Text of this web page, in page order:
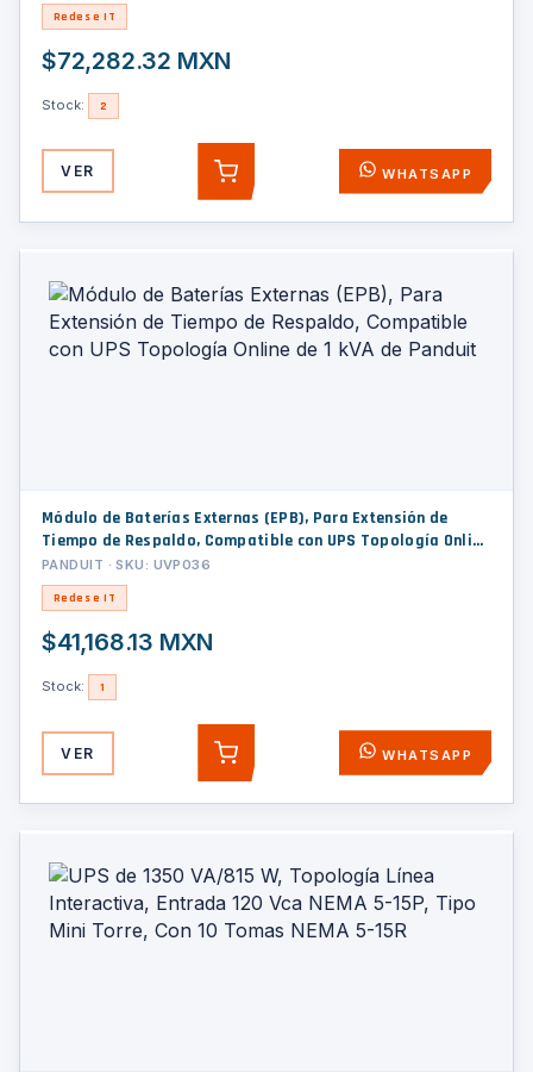
Redes e IT
$72,282.32 MXN
Stock: 2
VER AGREGAR WHATSAPP
Módulo de Baterías Externas (EPB), Para Extensión de
Tiempo de Respaldo, Compatible con UPS Topología Online
de 1 kVA de Panduit
PANDUIT · SKU: UVP036
Redes e IT
$41,168.13 MXN
Stock: 1
VER AGREGAR WHATSAPP